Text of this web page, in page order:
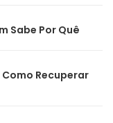
Sabe Por Quê
Recuperar